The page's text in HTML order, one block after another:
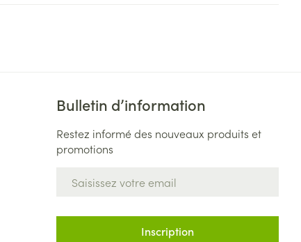
Bulletin d’information
Restez informé des nouveaux produits et
promotions
Inscription